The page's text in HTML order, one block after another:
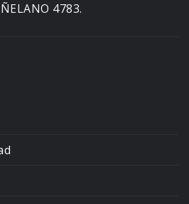
4783.